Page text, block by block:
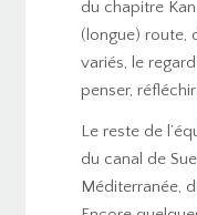
du chapitre
(longue) route,
variés, le
penser,
Le reste de
du canal de
Méditerranée,